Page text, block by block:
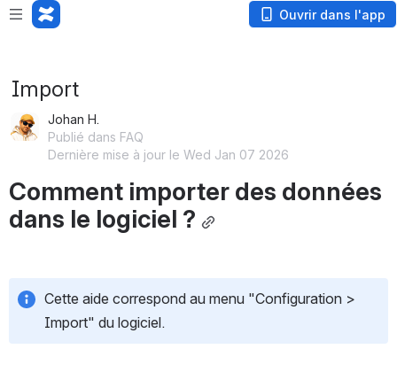
Loading app... Ouvrir dans l'app
Import
Johan H.
Publié dans FAQ
Dernière mise à jour le Wed Jan 07 2026
Comment importer des données
dans le logiciel ?
Cette aide correspond au menu "Configuration >
Import" du logiciel.